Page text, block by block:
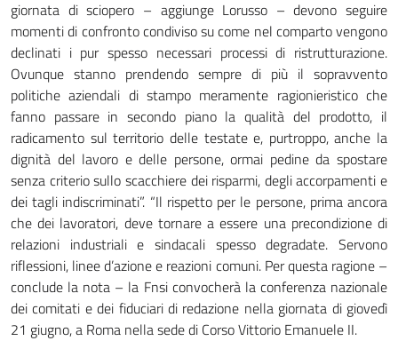
giornata di sciopero – aggiunge Lorusso – devono seguire
momenti di confronto condiviso su come nel comparto vengono
declinati i pur spesso necessari processi di ristrutturazione.
Ovunque stanno prendendo sempre di più il sopravvento
politiche aziendali di stampo meramente ragionieristico che
fanno passare in secondo piano la qualità del prodotto, il
radicamento sul territorio delle testate e, purtroppo, anche la
dignità del lavoro e delle persone, ormai pedine da spostare
senza criterio sullo scacchiere dei risparmi, degli accorpamenti e
dei tagli indiscriminati”. “Il rispetto per le persone, prima ancora
che dei lavoratori, deve tornare a essere una precondizione di
relazioni industriali e sindacali spesso degradate. Servono
riflessioni, linee d’azione e reazioni comuni. Per questa ragione –
conclude la nota – la Fnsi convocherà la conferenza nazionale
dei comitati e dei fiduciari di redazione nella giornata di giovedì
21 giugno, a Roma nella sede di Corso Vittorio Emanuele II.